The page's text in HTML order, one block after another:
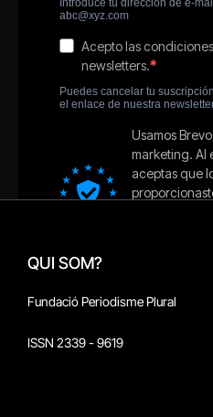
QUI SOM?
Fundació Periodisme Plural
ISSN 2339 - 9619